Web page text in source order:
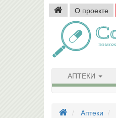
О проекте
АПТЕКИ
Аптеки